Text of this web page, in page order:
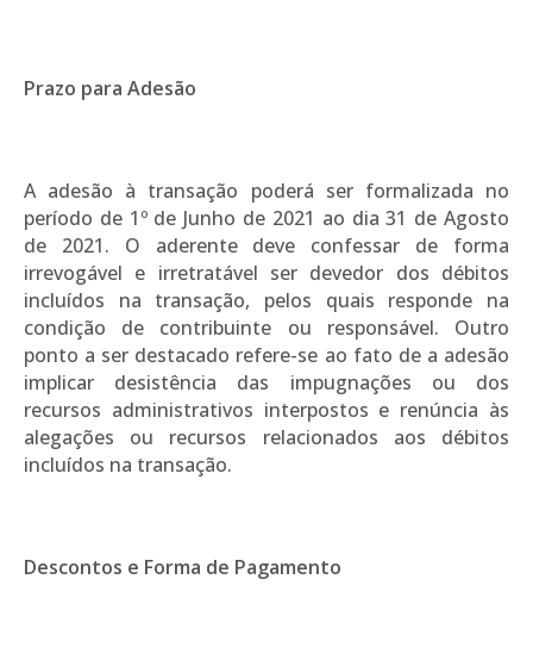
Prazo para Adesão
A adesão à transação poderá ser formalizada no
período de 1º de Junho de 2021 ao dia 31 de Agosto
de 2021. O aderente deve confessar de forma
irrevogável e irretratável ser devedor dos débitos
incluídos na transação, pelos quais responde na
condição de contribuinte ou responsável. Outro
ponto a ser destacado refere-se ao fato de a adesão
implicar desistência das impugnações ou dos
recursos administrativos interpostos e renúncia às
alegações ou recursos relacionados aos débitos
incluídos na transação.
Descontos e Forma de Pagamento